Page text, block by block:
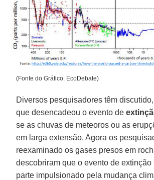
(Fonte do Gráfico: EcoDebate)
Diversos pesquisadores têm
que desencadeou o evento de
se as chuvas de meteoros ou as
em larga extensão. Agora os
reexaminado os gases presos em
descobriram que o evento de extinção
parte impulsionado pela mudança